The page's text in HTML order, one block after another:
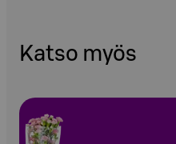
Katso myös